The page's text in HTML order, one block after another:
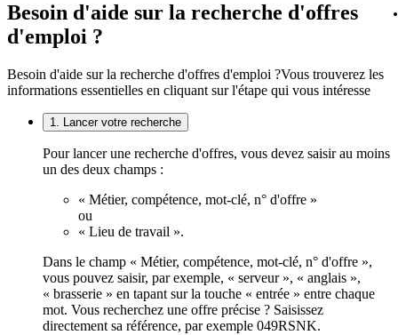
Besoin d'aide sur la recherche d'offres
d'emploi ?
Besoin d'aide sur la recherche d'offres d'emploi ?Vous trouverez les
informations essentielles en cliquant sur l'étape qui vous intéresse
1. Lancer votre recherche
Pour lancer une recherche d'offres, vous devez saisir au moins
un des deux champs :
« Métier, compétence, mot-clé, n° d'offre »
ou
« Lieu de travail ».
Dans le champ « Métier, compétence, mot-clé, n° d'offre »,
vous pouvez saisir, par exemple, « serveur », « anglais »,
« brasserie » en tapant sur la touche « entrée » entre chaque
mot. Vous recherchez une offre précise ? Saisissez
directement sa référence, par exemple 049RSNK.